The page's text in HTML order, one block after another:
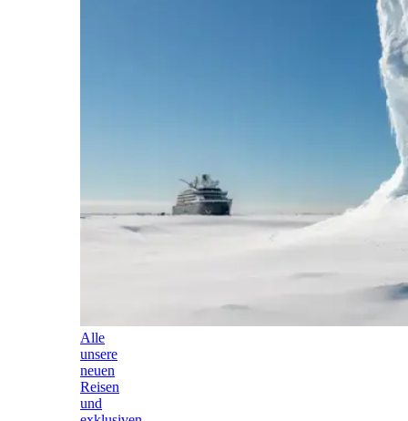
Alle
unsere
neuen
Reisen
und